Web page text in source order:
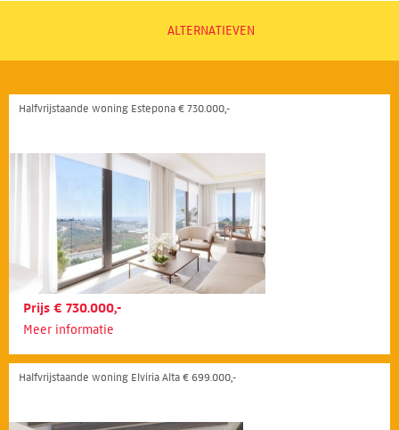
ALTERNATIEVEN
Halfvrijstaande woning Estepona € 730.000,-
Prijs € 730.000,-
Meer informatie
Halfvrijstaande woning Elviria Alta € 699.000,-